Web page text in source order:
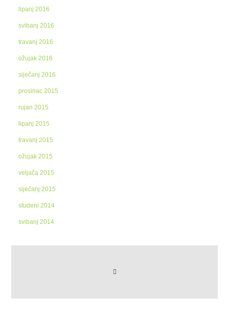
lipanj 2016
svibanj 2016
travanj 2016
ožujak 2016
siječanj 2016
prosinac 2015
rujan 2015
lipanj 2015
travanj 2015
ožujak 2015
veljača 2015
siječanj 2015
studeni 2014
svibanj 2014